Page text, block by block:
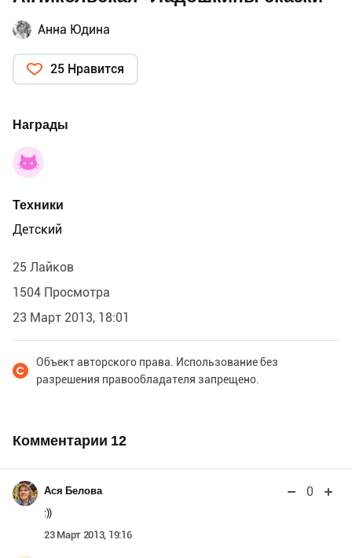
Анна Юдина
25 Нравится
Награды
Техники
Детский
25 Лайков
1504 Просмотра
23 Март 2013, 18:01
Объект авторского права. Использование без
разрешения правообладателя запрещено.
Комментарии 12
Ася Белова 0
:))
23 Март 2013, 19:16